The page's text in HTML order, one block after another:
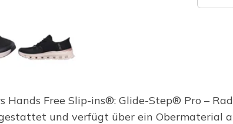
Free Slip-ins®: Glide-Step® Pro –
und verfügt über ein Obermaterial